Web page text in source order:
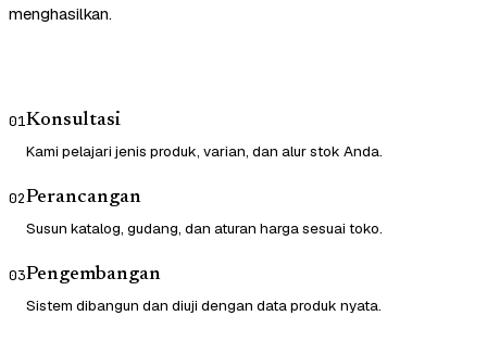
menghasilkan.
01Konsultasi
Kami pelajari jenis produk, varian, dan alur stok Anda.
02Perancangan
Susun katalog, gudang, dan aturan harga sesuai toko.
03Pengembangan
Sistem dibangun dan diuji dengan data produk nyata.